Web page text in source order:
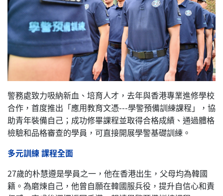
警務處致力吸納新血、培育人才，去年與香港專業進修學校
合作，首度推出「應用教育文憑---學警預備訓練課程」，協
助青年裝備自己；成功修畢課程並取得合格成績、通過體格
檢驗和品格審查的學員，可直接開展學警基礎訓練。
多元訓練 課程全面
27歲的朴慧遵是學員之一，他在香港出生，父母均為韓國
籍。為磨煉自己，他曾自願在韓國服兵役，提升自信心和責